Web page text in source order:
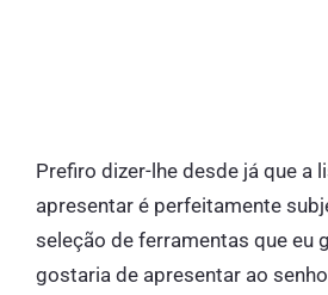
Prefiro dizer-lhe desde já que a
apresentar é perfeitamente
seleção de ferramentas que eu
gostaria de apresentar ao